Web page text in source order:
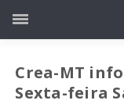
Crea-MT
Sexta-feira